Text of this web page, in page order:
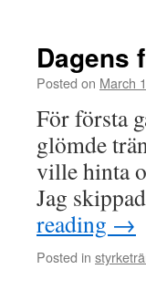
Dagens
Posted on March
För första
glömde
ville hinta
Jag
reading →
Posted in